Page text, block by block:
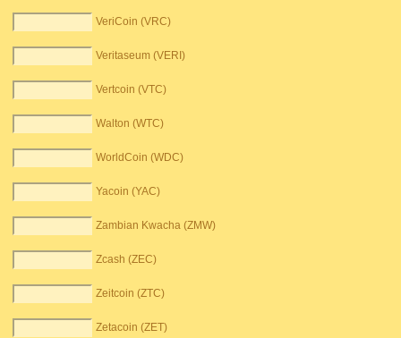
VeriCoin (VRC)
Veritaseum (VERI)
Vertcoin (VTC)
Walton (WTC)
WorldCoin (WDC)
Yacoin (YAC)
Zambian Kwacha (ZMW)
Zcash (ZEC)
Zeitcoin (ZTC)
Zetacoin (ZET)